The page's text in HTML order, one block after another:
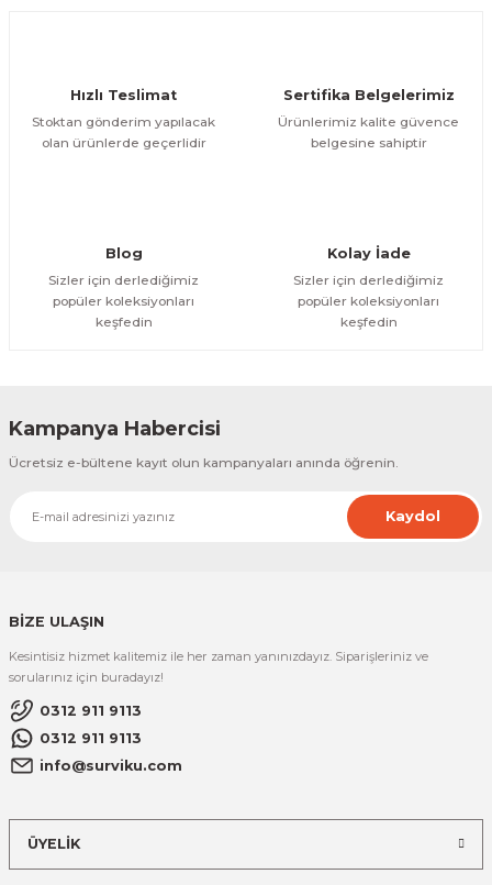
Bu ürüne benzer farklı alternatifler olmalı.
Hızlı Teslimat
Stoktan gönderim yapılacak
olan ürünlerde geçerlidir
Sertifika Belgelerimiz
Ürünlerimiz kalite güvence
belgesine sahiptir
Blog
Sizler için derlediğimiz
popüler koleksiyonları
keşfedin
Kolay İade
Sizler için derlediğimiz
popüler koleksiyonları
keşfedin
Kampanya Habercisi
Ücretsiz e-bültene kayıt olun kampanyaları anında öğrenin.
Kaydol
BİZE ULAŞIN
Kesintisiz hizmet kalitemiz ile her zaman yanınızdayız. Siparişleriniz ve
sorularınız için buradayız!
0312 911 9113
0312 911 9113
info@surviku.com
ÜYELİK